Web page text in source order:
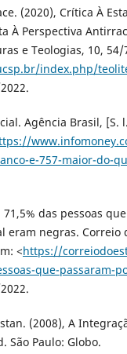
(2020), Crítica À
À Perspectiva
e Teologias, 10, 54/
index.php/
Agência Brasil, [S.
e-757-maior-do-
71,5% das pessoas
eram negras. Correio
<https://
que-passaram-
(2008), A
São Paulo: Globo.